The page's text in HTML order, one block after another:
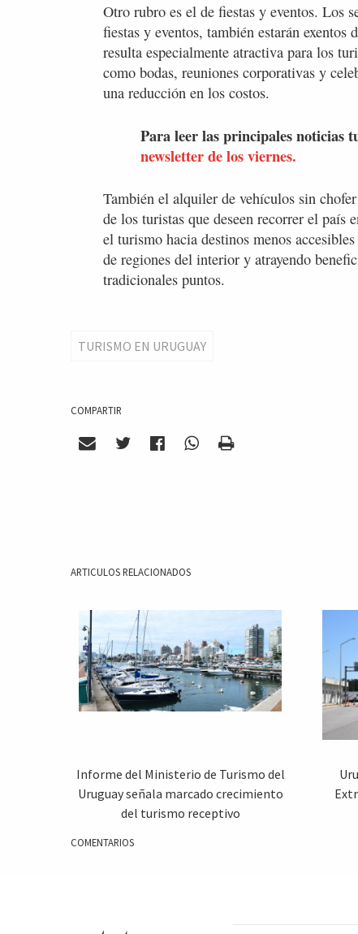
Otro rubro es el de fiestas y eventos. Los
fiestas y eventos, también estarán
resulta especialmente atractiva para los
como bodas, reuniones corporativas y
una reducción en los costos.
Para leer las principales noticias
newsletter de los viernes.
También el alquiler de vehículos sin
de los turistas que deseen recorrer el país
el turismo hacia destinos menos
de regiones del interior y atrayendo
tradicionales puntos.
TURISMO EN URUGUAY
COMPARTIR
ARTICULOS RELACIONADOS
Informe del Ministerio de Turismo del
Uruguay señala marcado crecimiento
del turismo receptivo
COMENTARIOS